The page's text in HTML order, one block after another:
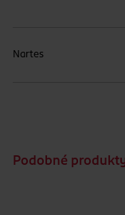
Nartes
Podobné